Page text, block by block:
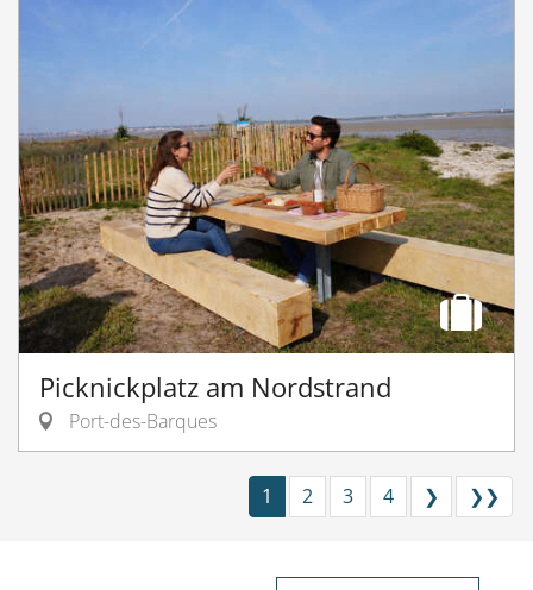
Picknickplatz am Nordstrand
Port-des-Barques
1 2 3 4 ❯ ❯❯